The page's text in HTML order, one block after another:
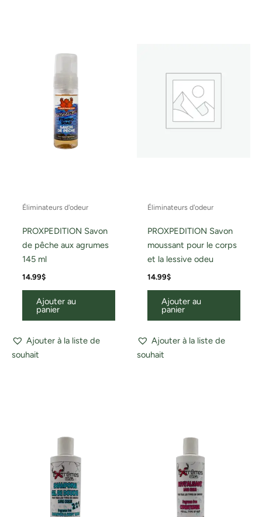
Éliminateurs d'odeur
PROXPEDITION Savon
de pêche aux agrumes
145 ml
14.99$
Ajouter au
panier
Ajouter à la liste de
souhait
Éliminateurs d'odeur
PROXPEDITION Savon
moussant pour le corps
et la lessive odeu
14.99$
Ajouter au
panier
Ajouter à la liste de
souhait